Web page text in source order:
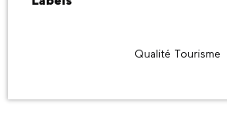
Qualité Tourisme